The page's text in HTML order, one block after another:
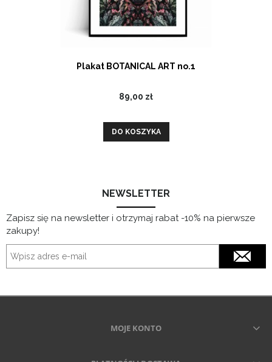
Plakat BOTANICAL ART no.1
89,00 zł
DO KOSZYKA
NEWSLETTER
Zapisz się na newsletter i otrzymaj rabat -10% na pierwsze
zakupy!
MOJE KONTO